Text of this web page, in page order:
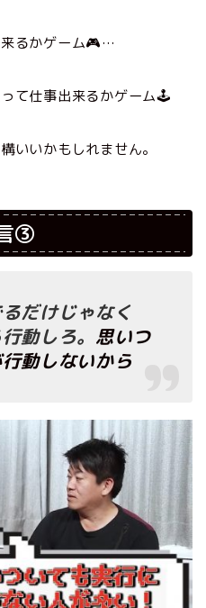
るかゲーム🎮…
て仕事出来るかゲーム🕹
いいかもしれません。
③
だけじゃなく
動しろ。 思いつ
動しないから